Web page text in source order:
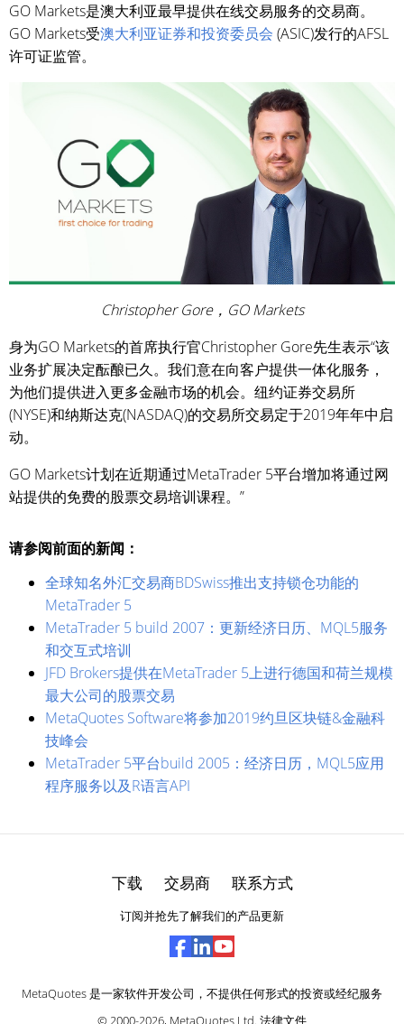
GO Markets是澳大利亚最早提供在线交易服务的交易商。
GO Markets受澳大利亚证券和投资委员会 (ASIC)发行的AFSL
许可证监管。
Christopher Gore，GO Markets
身为GO Markets的首席执行官Christopher Gore先生表示“该
业务扩展决定酝酿已久。我们意在向客户提供一体化服务，
为他们提供进入更多金融市场的机会。纽约证券交易所
(NYSE)和纳斯达克(NASDAQ)的交易所交易定于2019年年中启
动。
GO Markets计划在近期通过MetaTrader 5平台增加将通过网
站提供的免费的股票交易培训课程。”
请参阅前面的新闻：
全球知名外汇交易商BDSwiss推出支持锁仓功能的
MetaTrader 5
MetaTrader 5 build 2007：更新经济日历、MQL5服务
和交互式培训
JFD Brokers提供在MetaTrader 5上进行德国和荷兰规模
最大公司的股票交易
MetaQuotes Software将参加2019约旦区块链&金融科
技峰会
MetaTrader 5平台build 2005：经济日历，MQL5应用
程序服务以及R语言API
下载 交易商 联系方式
订阅并抢先了解我们的产品更新
MetaQuotes 是一家软件开发公司，不提供任何形式的投资或经纪服务
© 2000-2026, MetaQuotes Ltd. 法律文件